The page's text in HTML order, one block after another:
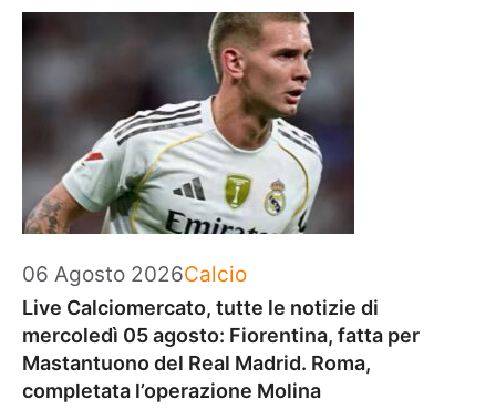
06 Agosto 2026Categorie
Calcio
Live Calciomercato, tutte le notizie di
mercoledì 05 agosto: Fiorentina, fatta per
Mastantuono del Real Madrid. Roma,
completata l’operazione Molina